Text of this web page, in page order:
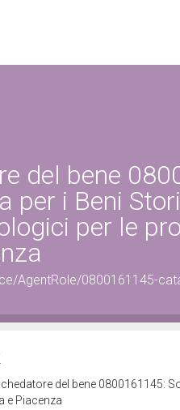
del bene
per i Beni
per le
AgentRole/0800161145-
del bene 0800161145:
e Piacenza